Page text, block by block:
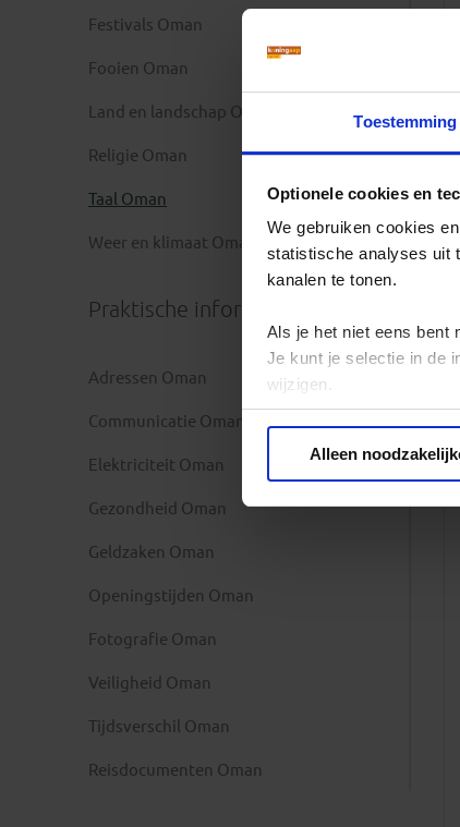
Toestemming
Optionele cookies en
We gebruiken cookies
statistische analyses uit
kanalen te tonen.
Als je het niet eens bent
Je kunt je selectie in de
wijzigen.
Alleen
Festivals Oman
Fooien Oman
Land en landschap Oman
Religie Oman
Taal Oman
Weer en klimaat Oman
Praktische informatie
Adressen Oman
Communicatie Oman
Elektriciteit Oman
Gezondheid Oman
Geldzaken Oman
Openingstijden Oman
Fotografie Oman
Veiligheid Oman
Tijdsverschil Oman
Reisdocumenten Oman